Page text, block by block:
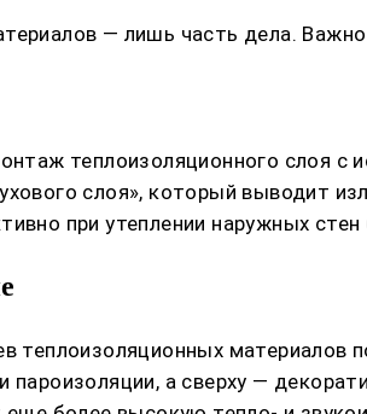
— лишь часть дела.
теплоизоляционного слоя
слоя», который выводит
при утеплении наружных
теплоизоляционных
пароизоляции, а сверху —